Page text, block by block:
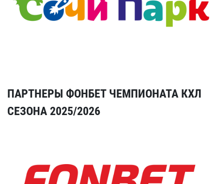
ПАРТНЕРЫ ФОНБЕТ ЧЕМПИОНАТА КХЛ
СЕЗОНА 2025/2026